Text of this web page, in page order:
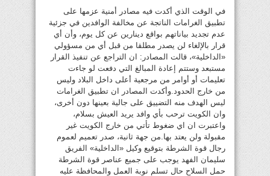
في الوقت الذي أكدت فيه مصادر أمنية عزمها على
تطبيق الغرامات الناتجة عن مخالفة الوافدين في جزئية
عدم تجديد بياناتهم بواقع دينارين عن كل يوم، وأن أي
قرار بالإلغاء لن يصدر مطلقا من قبل أي من مسؤولي
«الداخلية»، قالت المصادر: ان التراجع عن تنفيذ القرار
مستبعد وستتم إعادة المبالغ التي دفعت لو جاءت
تعليمات أو أوامر من مرجعية أعلى داخل البلاد وليس
من خارج الحدود.وأكدت المصادر ان تطبيق الغرامات
ليس الهدف منه التضييق على جالية بعينها دون أخرى،
وان الكويت ترحب بأي وافد يريد العيش بسلام،
واعتبرت ان اي ضغوط تأتي من خارج الكويت غير
مقبولة ولن يعتد بها.من جهة ثانية، صدر تعميم لعموم
رجال قوة الشرطة بتوقيع وكيل «الداخلية» الفريق
سليمان الفهد يوجب على جميع عناصر قوة الشرطة
حمل السلاح حال تسلم نوبة العمل والمحافظة عليه